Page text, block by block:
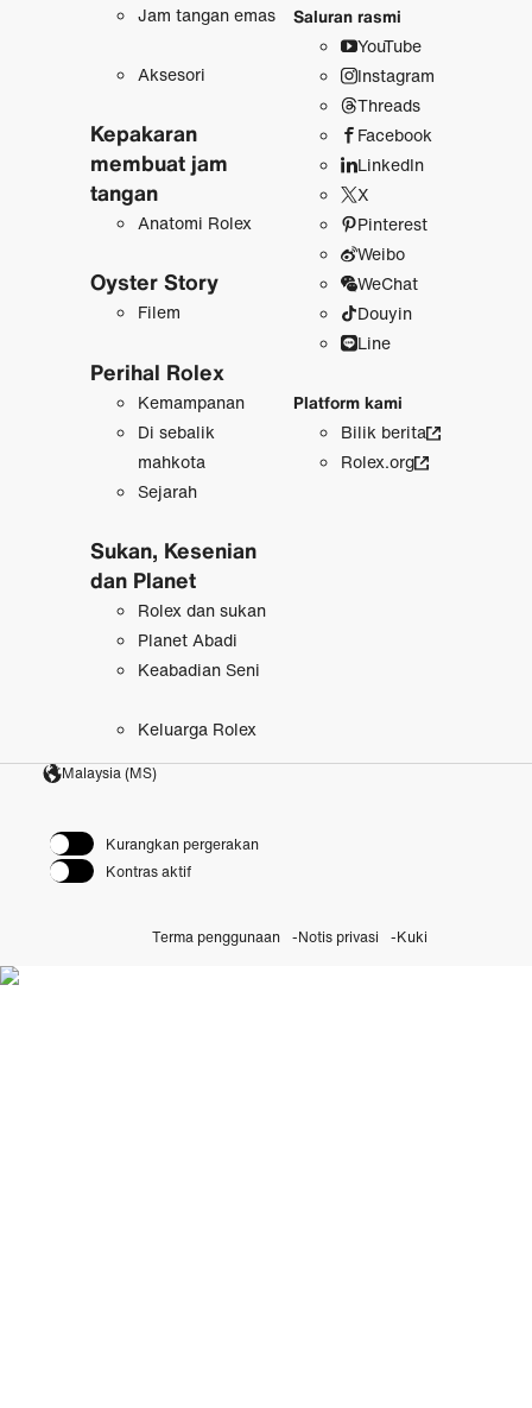
Jam tangan emas
Aksesori
Kepakaran
membuat jam
tangan
Anatomi Rolex
Oyster Story
Filem
Perihal Rolex
Kemampanan
Di sebalik
mahkota
Sejarah
Sukan, Kesenian
dan Planet
Rolex dan sukan
Planet Abadi
Keabadian Seni
Keluarga Rolex
Saluran rasmi
YouTube
Instagram
Threads
Facebook
LinkedIn
X
Pinterest
Weibo
WeChat
Douyin
Line
Platform kami
Bilik berita
Rolex.org
Malaysia (MS)
Kurangkan pergerakan
Kontras aktif
Terma penggunaan Notis privasi Kuki